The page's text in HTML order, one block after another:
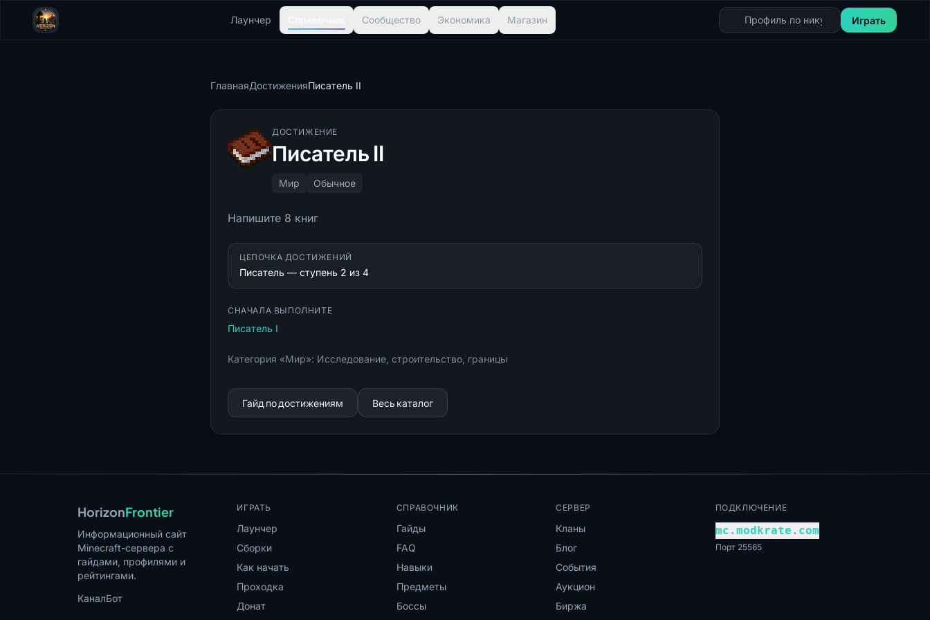
Лаунчер Сообщество Экономика Магазин Играть
ГлавнаяДостиженияПисатель II
ДОСТИЖЕНИЕ
Писатель II
Мир Обычное
Напишите 8 книг
ЦЕПОЧКА ДОСТИЖЕНИЙ
Писатель — ступень 2 из 4
СНАЧАЛА ВЫПОЛНИТЕ
Писатель I
Категория «Мир»: Исследование, строительство, границы
Гайд по достижениям Весь каталог
HorizonFrontier
Информационный сайт
Minecraft-сервера с
гайдами, профилями и
рейтингами.
КаналБот
ИГРАТЬ
Лаунчер
Сборки
Как начать
Проходка
Донат
СПРАВОЧНИК
Гайды
FAQ
Навыки
Предметы
Боссы
СЕРВЕР
Кланы
Блог
События
Аукцион
Биржа
ПОДКЛЮЧЕНИЕ
mc.modkrate.com
Порт 25565